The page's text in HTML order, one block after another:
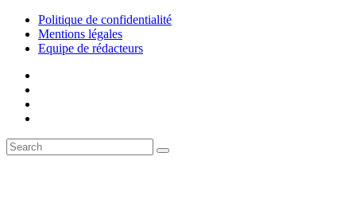
Politique de confidentialité
Mentions légales
Equipe de rédacteurs